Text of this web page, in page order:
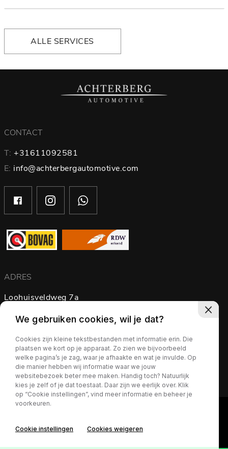
ALLE SERVICES
CONTACT
T: +31611092581
E: info@achterbergautomotive.com
ADRES
Loohuisveldweg 7a
7595 KP Weerselo
Nederland
Routebeschrijving
We gebruiken cookies, wil je dat?
Cookies zijn kleine tekstbestanden met informatie erin. Die
plaatsen we kort op je apparaat. Zo zien we bijvoorbeeld
welke pagina’s je zag, waar je afhaakte en wat je invulde. Op
die manier hebben wij informatie waar we jouw
websitebezoek beter mee maken. Handig toch? Natuurlijk
kies je zelf of je dat toestaat. Daar zijn we eerlijk over. Klik
op “Cookie instellingen”, vind meer informatie en beheer je
voorkeuren.
Cookie instellingen Cookies weigeren